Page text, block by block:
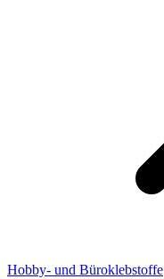
Hobby- und Büroklebstoffe